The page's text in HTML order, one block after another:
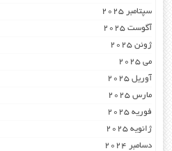
سپتامبر 2025
آگوست 2025
ژوئن 2025
می 2025
آوریل 2025
مارس 2025
فوریه 2025
ژانویه 2025
دسامبر 2024